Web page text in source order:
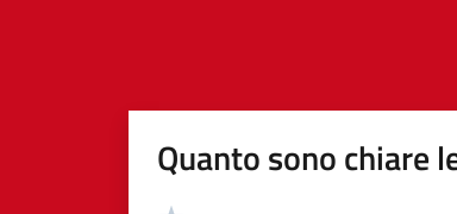
Quanto sono chiare
Valutazione